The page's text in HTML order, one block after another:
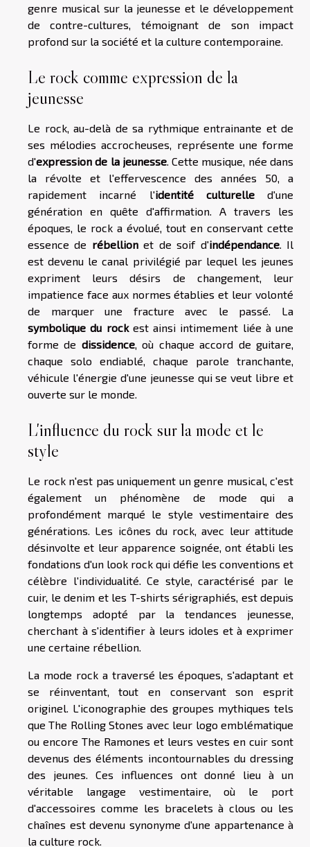
genre musical sur la jeunesse et le développement
de contre-cultures, témoignant de son impact
profond sur la société et la culture contemporaine.
Le rock comme expression de la
jeunesse
Le rock, au-delà de sa rythmique entrainante et de
ses mélodies accrocheuses, représente une forme
d'expression de la jeunesse. Cette musique, née dans
la révolte et l'effervescence des années 50, a
rapidement incarné l'identité culturelled'une
génération en quête d'affirmation. A travers les
époques, le rock a évolué, tout en conservant cette
essence de rébellionet de soif d'indépendance. Il
est devenu le canal privilégié par lequel les jeunes
expriment leurs désirs de changement, leur
impatience face aux normes établies et leur volonté
de marquer une fracture avec le passé. La
symbolique du rockest ainsi intimement liée à une
forme de dissidence, où chaque accord de guitare,
chaque solo endiablé, chaque parole tranchante,
véhicule l'énergie d'une jeunesse qui se veut libre et
ouverte sur le monde.
L'influence du rock sur la mode et le
style
Le rock n'est pas uniquement un genre musical, c'est
également un phénomène de mode qui a
profondément marqué le style vestimentaire des
générations. Les icônes du rock, avec leur attitude
désinvolte et leur apparence soignée, ont établi les
fondations d'un look rock qui défie les conventions et
célèbre l'individualité. Ce style, caractérisé par le
cuir, le denim et les T-shirts sérigraphiés, est depuis
longtemps adopté par la tendances jeunesse,
cherchant à s'identifier à leurs idoles et à exprimer
une certaine rébellion.
La mode rock a traversé les époques, s'adaptant et
se réinventant, tout en conservant son esprit
originel. L'iconographie des groupes mythiques tels
que The Rolling Stones avec leur logo emblématique
ou encore The Ramones et leurs vestes en cuir sont
devenus des éléments incontournables du dressing
des jeunes. Ces influences ont donné lieu à un
véritable langage vestimentaire, où le port
d'accessoires comme les bracelets à clous ou les
chaînes est devenu synonyme d'une appartenance à
la culture rock.